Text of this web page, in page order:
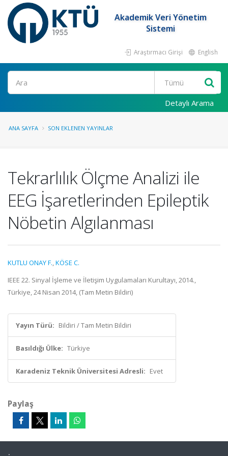
Akademik Veri Yönetim
Sistemi
Araştırmacı Girişi English
Ara
Detaylı Arama
ANA SAYFA SON EKLENEN YAYINLAR
Tekrarlılık Ölçme Analizi ile
EEG İşaretlerinden Epileptik
Nöbetin Algılanması
KUTLU ONAY F.,KÖSE C.
IEEE 22. Sinyal İşleme ve İletişim Uygulamaları Kurultayı, 2014.,
Türkiye, 24 Nisan 2014, (Tam Metin Bildiri)
Yayın Türü: Bildiri / Tam Metin Bildiri
Basıldığı Ülke: Türkiye
Karadeniz Teknik Üniversitesi Adresli: Evet
Paylaş